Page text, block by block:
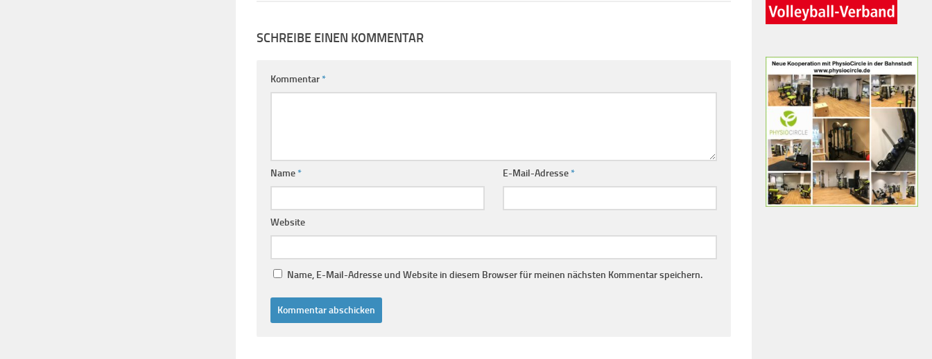
SCHREIBE EINEN KOMMENTAR
Kommentar*
Name* E-Mail-Adresse*
Website
Name, E-Mail-Adresse und Website in diesem Browser für meinen nächsten Kommentar speichern.